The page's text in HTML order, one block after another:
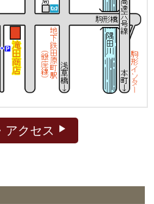
アクセス